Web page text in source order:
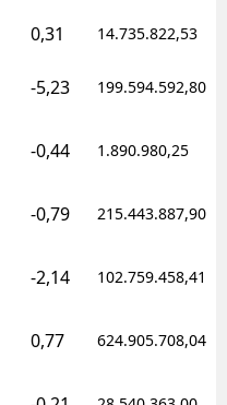
0,31 14.735.822,53
-5,23 199.594.592,80
-0,44 1.890.980,25
-0,79 215.443.887,90
-2,14 102.759.458,41
0,77 624.905.708,04